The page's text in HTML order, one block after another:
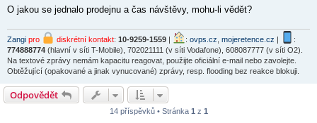
O jakou se jednalo prodejnu a čas návštěvy, mohu-li vědět?
Zangi pro diskrétní kontakt: 10-9259-1559 | : ovps.cz mojeretence.cz |
:
774888774 (hlavní v síti T-Mobile), 702021111 (v síti Vodafone), 608087777 (v síti O2).
Na textové zprávy nemám kapacitu reagovat, použijte oficiální e-mail nebo zavolejte.
Obtěžující (opakované a jinak vynucované) zprávy, resp. flooding bez reakce blokuji.
Odpovědět
14 příspěvků • Stránka 1 z 1